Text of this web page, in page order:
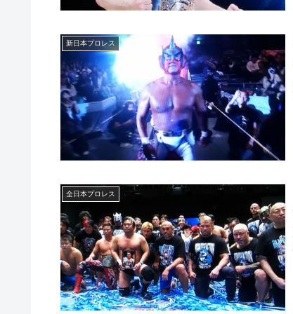
新日本プロレス
全日本プロレス